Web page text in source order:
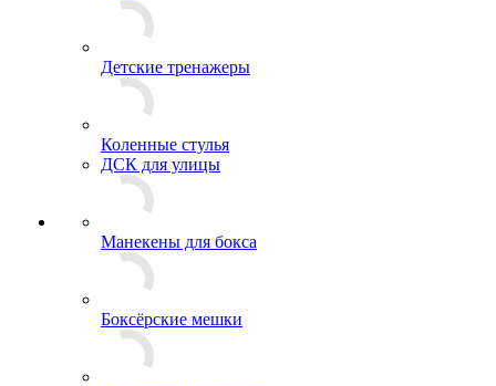
Детские тренажеры
Коленные стулья
ДСК для улицы
Манекены для бокса
Боксёрские мешки